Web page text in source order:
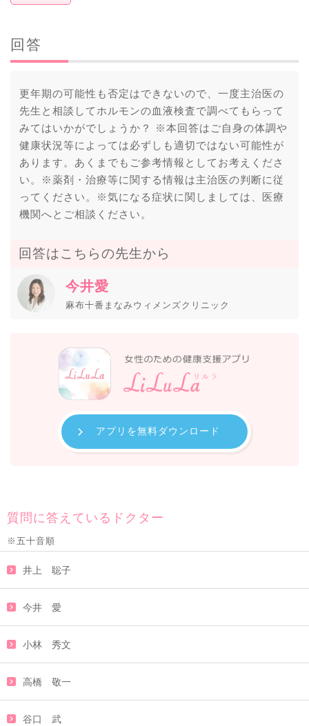
回答
更年期の可能性も否定はできないので、一度主治医の
先生と相談してホルモンの血液検査で調べてもらって
みてはいかがでしょうか？ ※本回答はご自身の体調や
健康状況等によっては必ずしも適切ではない可能性が
あります。あくまでもご参考情報としてお考えくださ
い。※薬剤・治療等に関する情報は主治医の判断に従
ってください。※気になる症状に関しましては、医療
機関へとご相談ください。
回答はこちらの先生から
今井愛
麻布十番まなみウィメンズクリニック
アプリを無料ダウンロード
質問に答えているドクター
※五十音順
井上 聡子
今井 愛
小林 秀文
高橋 敬一
谷口 武